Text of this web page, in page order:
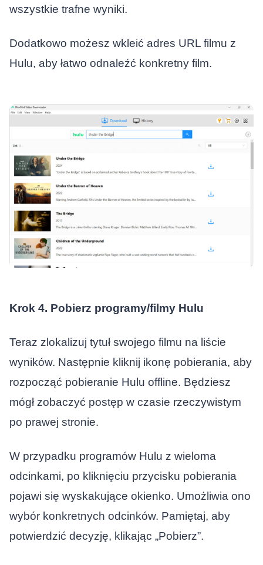
wszystkie trafne wyniki.
Dodatkowo możesz wkleić adres URL filmu z
Hulu, aby łatwo odnaleźć konkretny film.
Krok 4. Pobierz programy/filmy Hulu
Teraz zlokalizuj tytuł swojego filmu na liście
wyników. Następnie kliknij ikonę pobierania, aby
rozpocząć pobieranie Hulu offline. Będziesz
mógł zobaczyć postęp w czasie rzeczywistym
po prawej stronie.
W przypadku programów Hulu z wieloma
odcinkami, po kliknięciu przycisku pobierania
pojawi się wyskakujące okienko. Umożliwia ono
wybór konkretnych odcinków. Pamiętaj, aby
potwierdzić decyzję, klikając „Pobierz”.